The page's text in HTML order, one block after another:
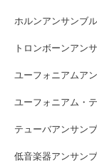
ホルンアンサンブ
トロンボーンアン
ユーフォニアムア
ユーフォニアム・
テューバアンサン
低音楽器アンサン